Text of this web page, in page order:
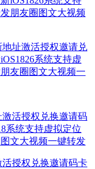
地址激活授权邀请兑
系统支持虚
友圈图文大视频一
活授权兑换邀请码卡